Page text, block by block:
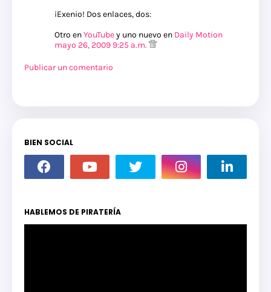
¡Exenio! Dos enlaces, dos:
Otro enYouTubey uno nuevo en Daily Motion
mayo 26, 2009 9:25 a.m.
Publicar un comentario
BIEN SOCIAL
HABLEMOS DE PIRATERÍA